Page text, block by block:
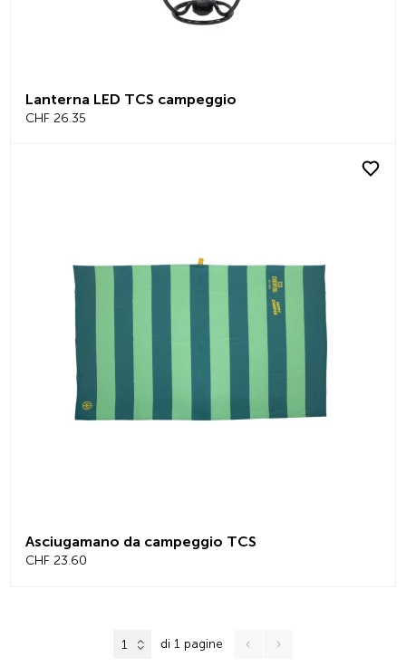
Lanterna LED TCS campeggio
CHF 26.35
Asciugamano da campeggio TCS
CHF 23.60
1 di 1 pagine